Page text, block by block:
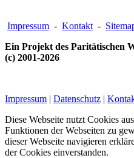
Impressum - Kontakt -
Ein Projekt des Paritätischen
(c) 2001-2026
Impressum | Datenschutz |
Diese Webseite nutzt Cookies
Funktionen der Webseiten zu
dieser Webseite navigieren
der Cookies einverstanden.